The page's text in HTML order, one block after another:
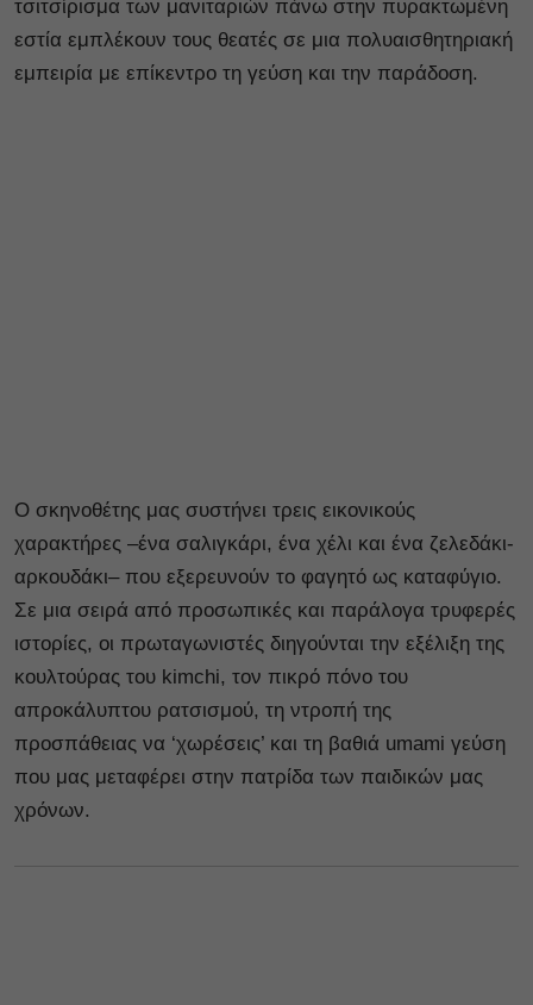
τσιτσίρισμα των μανιταριών πάνω στην πυρακτωμένη
εστία εμπλέκουν τους θεατές σε μια πολυαισθητηριακή
εμπειρία με επίκεντρο τη γεύση και την παράδοση.
Ο σκηνοθέτης μας συστήνει τρεις εικονικούς
χαρακτήρες –ένα σαλιγκάρι, ένα χέλι και ένα ζελεδάκι-
αρκουδάκι– που εξερευνούν το φαγητό ως καταφύγιο.
Σε μια σειρά από προσωπικές και παράλογα τρυφερές
ιστορίες, οι πρωταγωνιστές διηγούνται την εξέλιξη της
κουλτούρας του kimchi, τον πικρό πόνο του
απροκάλυπτου ρατσισμού, τη ντροπή της
προσπάθειας να ‘χωρέσεις’ και τη βαθιά ​​umami γεύση
που μας μεταφέρει στην πατρίδα των παιδικών μας
χρόνων.